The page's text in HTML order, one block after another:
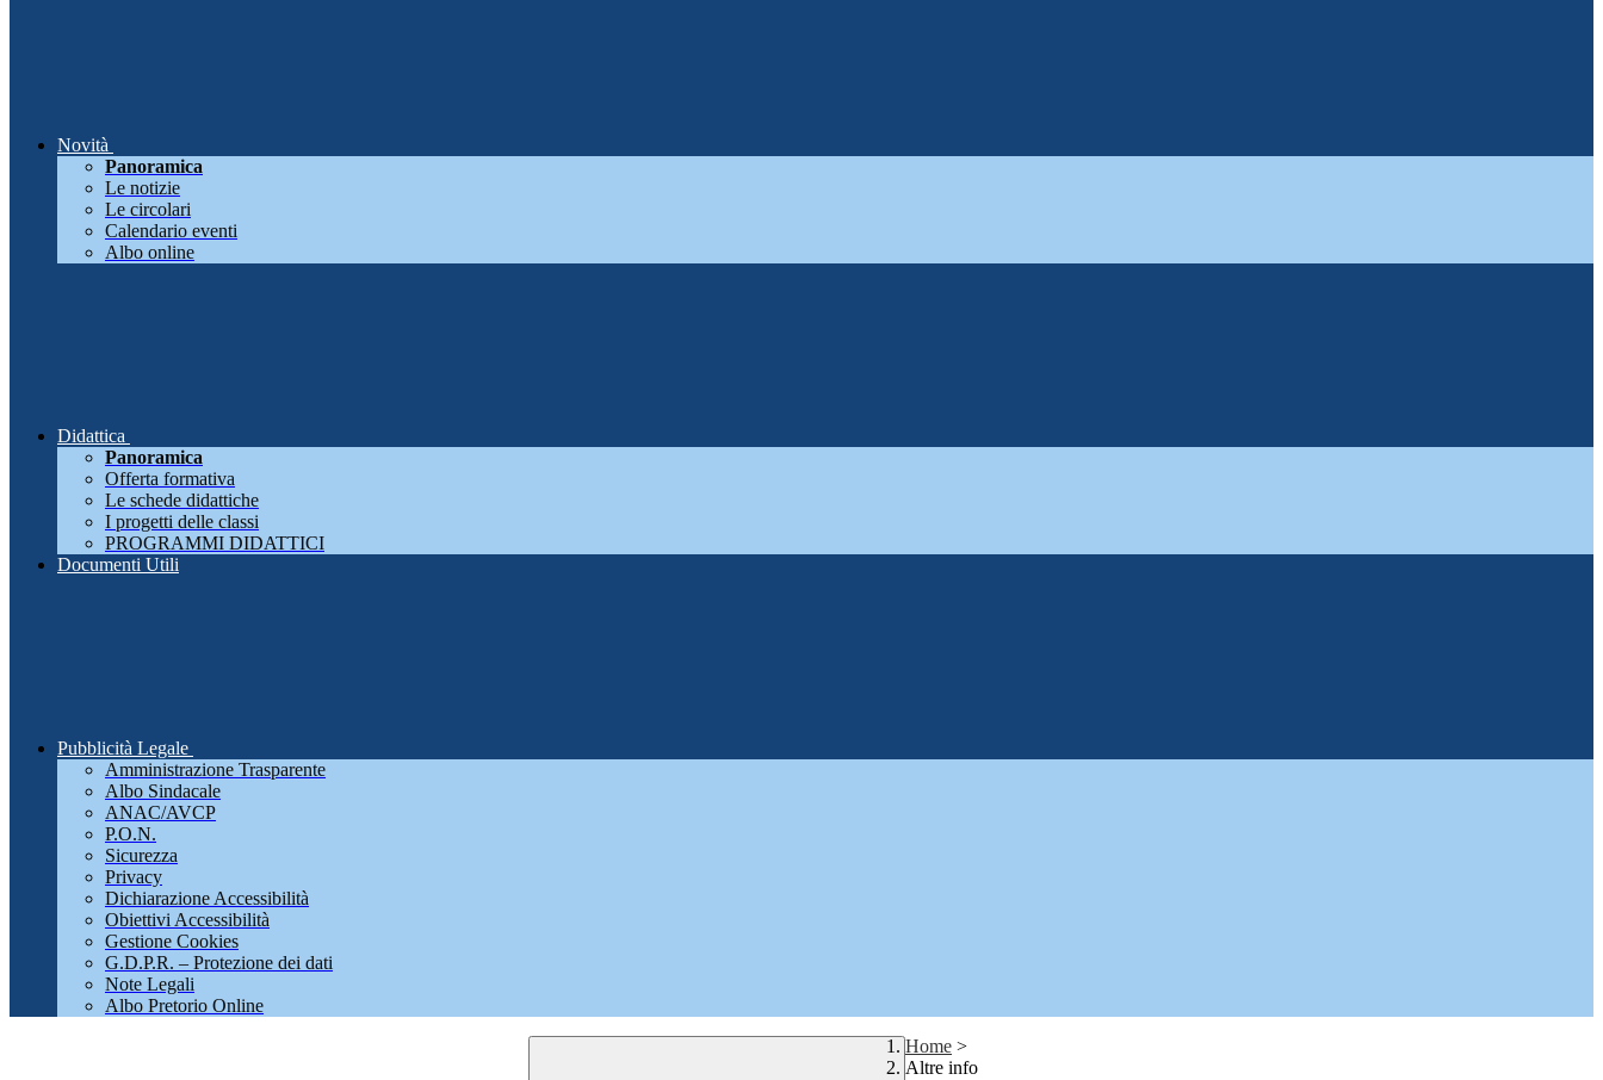
Novità
Panoramica
Le notizie
Le circolari
Calendario eventi
Albo online
Didattica
Panoramica
Offerta formativa
Le schede didattiche
I progetti delle classi
PROGRAMMI DIDATTICI
Documenti Utili
Pubblicità Legale
Amministrazione Trasparente
Albo Sindacale
ANAC/AVCP
P.O.N.
Sicurezza
Privacy
Dichiarazione Accessibilità
Obiettivi Accessibilità
Gestione Cookies
G.D.P.R. – Protezione dei dati
Note Legali
Albo Pretorio Online
Home >
Altre info